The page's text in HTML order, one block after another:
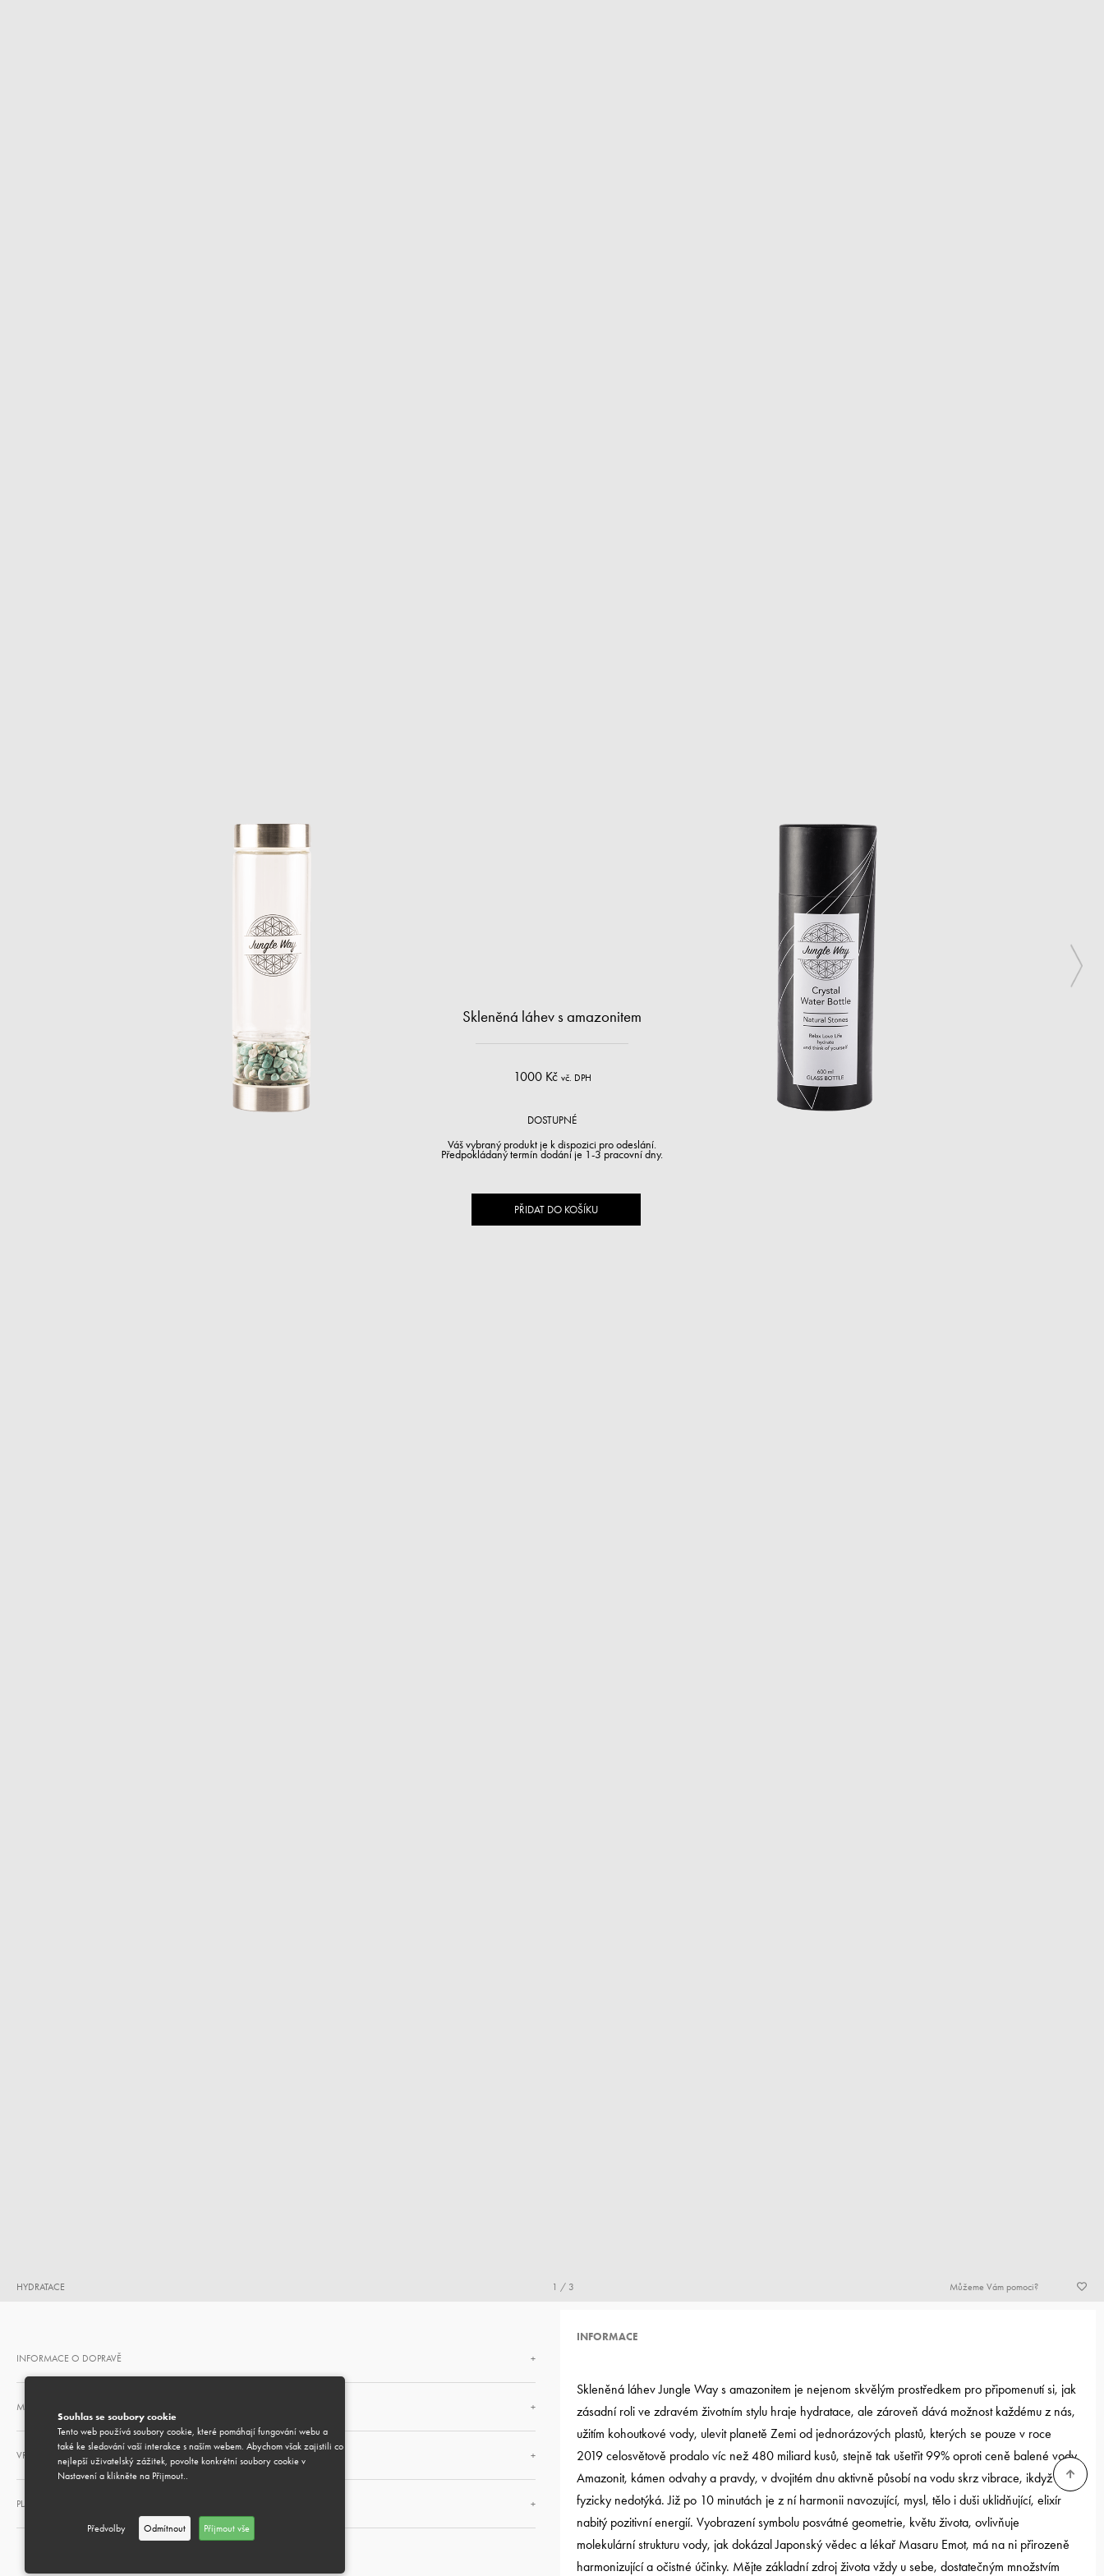
Souhlas se soubory cookie
Tento web používá soubory cookie, které pomáhají fungování webu a
také ke sledování vaší interakce s naším webem. Abychom však zajistili co
nejlepší uživatelský zážitek, povolte konkrétní soubory cookie v
Nastavení a klikněte na Přijmout..
Předvolby Odmítnout Příjmout vše
1 / 3
Skleněná láhev s amazonitem
1000 Kč vč. DPH
DOSTUPNÉ
Váš vybraný produkt je k dispozici pro odeslání.
Předpokládaný termín dodání je 1-3 pracovní dny.
PŘIDAT DO KOŠÍKU
HYDRATACE Můžeme Vám pomoci?
INFORMACE O DOPRAVĚ +
MOŽNOST DÁRKOVÉHO BALENÍ +
VRÁCENÍ A VÝMĚNA +
PLATEBNÍ METODY +
INFORMACE
Skleněná láhev Jungle Way s amazonitem je nejenom skvělým prostředkem pro připomenutí si, jak
zásadní roli ve zdravém životním stylu hraje hydratace, ale zároveň dává možnost každému z nás,
užitím kohoutkové vody, ulevit planetě Zemi od jednorázových plastů, kterých se pouze v roce
2019 celosvětově prodalo víc než 480 miliard kusů, stejně tak ušetřit 99% oproti ceně balené vody.
Amazonit, kámen odvahy a pravdy, v dvojitém dnu aktivně působí na vodu skrz vibrace, ikdyž se jí
fyzicky nedotýká. Již po 10 minutách je z ní harmonii navozující, mysl, tělo i duši uklidňující, elixír
nabitý pozitivní energií. Vyobrazení symbolu posvátné geometrie, květu života, ovlivňuje
molekulární strukturu vody, jak dokázal Japonský vědec a lékař Masaru Emot, má na ni přirozeně
harmonizující a očistné účinky. Mějte základní zdroj života vždy u sebe, dostatečným množstvím